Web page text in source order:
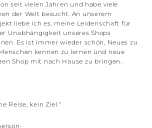
seit vielen Jahren und habe viele
der Welt besucht. An unserem
liebe ich es, meine Leidenschaft für
Unabhängigkeit unseres Shops
Es ist immer wieder schön, Neues zu
kennen zu lernen und neue
Shop mit nach Hause zu bringen.
Reise, kein Ziel.“